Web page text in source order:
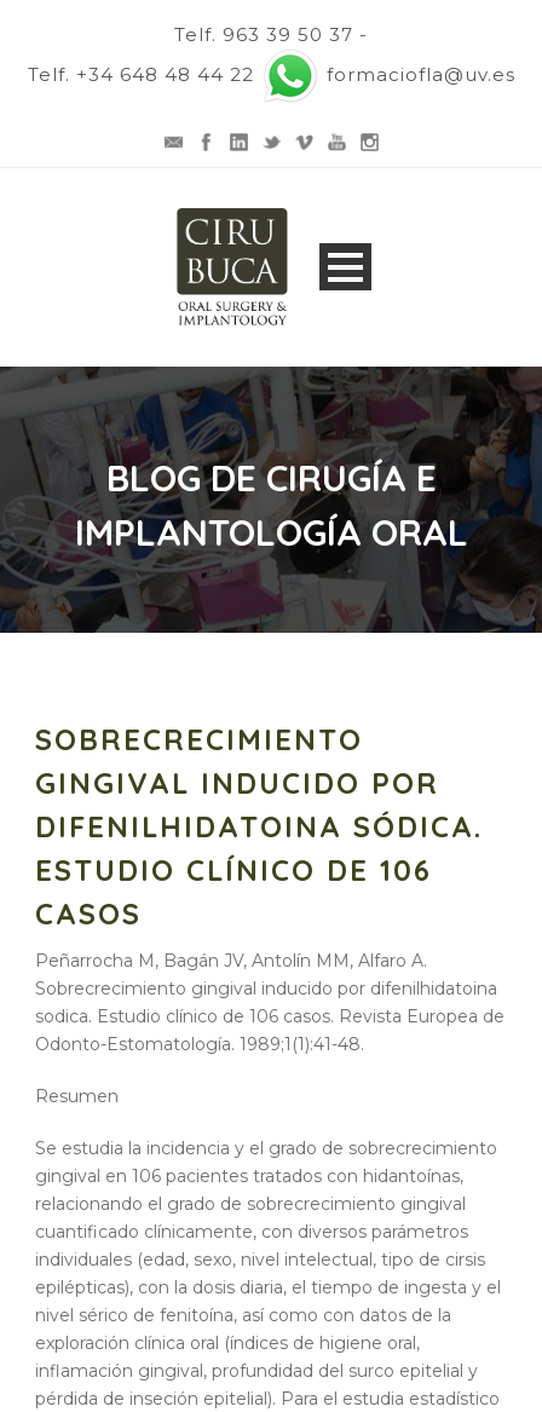
Telf. 963 39 50 37 -
Telf. +34 648 48 44 22
formaciofla@uv.es
BLOG DE CIRUGÍA E
IMPLANTOLOGÍA ORAL
SOBRECRECIMIENTO
GINGIVAL INDUCIDO POR
DIFENILHIDATOINA SÓDICA.
ESTUDIO CLÍNICO DE 106
CASOS
Peñarrocha M, Bagán JV, Antolín MM, Alfaro A.
Sobrecrecimiento gingival inducido por difenilhidatoina
sodica. Estudio clínico de 106 casos. Revista Europea de
Odonto-Estomatología. 1989;1(1):41-48.
Resumen
Se estudia la incidencia y el grado de sobrecrecimiento
gingival en 106 pacientes tratados con hidantoínas,
relacionando el grado de sobrecrecimiento gingival
cuantificado clínicamente, con diversos parámetros
individuales (edad, sexo, nivel intelectual, tipo de cirsis
epilépticas), con la dosis diaria, el tiempo de ingesta y el
nivel sérico de fenitoína, así como con datos de la
exploración clínica oral (índices de higiene oral,
inflamación gingival, profundidad del surco epitelial y
pérdida de inseción epitelial). Para el estudia estadístico